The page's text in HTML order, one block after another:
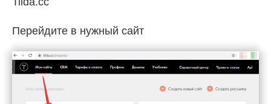
Перейдите в нужный сайт